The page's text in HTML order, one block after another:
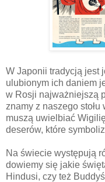
W Japonii tradycją jest
ulubionym ich daniem
w Rosji najważniejszą
znamy z naszego
muszą uwielbiać
deserów, które
Na świecie występują
dowiemy się jakie
Hindusi, czy też